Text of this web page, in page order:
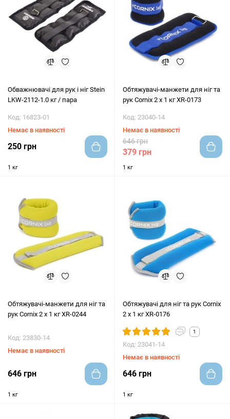
Обважнювачі для рук і ніг Stein
LKW-2112-1.0 кг / пара
Код: 16823-01
Немає в наявності
250 грн
1 кг
Обтяжувачі-манжети для ніг та
рук Cornix 2 x 1 кг XR-0173
Код: 23040-14
Немає в наявності
646 грн
379 грн
1 кг
Обтяжувачі-манжети для ніг та
рук Cornix 2 x 1 кг XR-0244
Код: 23830-14
Немає в наявності
646 грн
1 кг
Обтяжувачі для ніг та рук Cornix
2 x 1 кг XR-0176
1
Код: 23041-14
Немає в наявності
646 грн
1 кг